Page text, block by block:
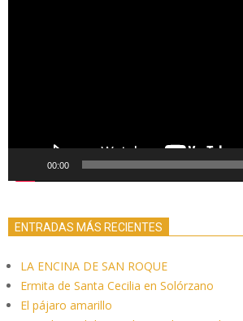
00:00
ENTRADAS MÁS RECIENTES
LA ENCINA DE SAN ROQUE
Ermita de Santa Cecilia en Solórzano
El pájaro amarillo